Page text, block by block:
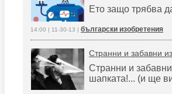
Ето защо трябва
14:00 | 11-30-13 | български изобретения
Странни и забавни
Странни и
шапката!... (и ще